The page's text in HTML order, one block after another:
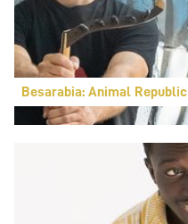
Besarabia: Animal Republic